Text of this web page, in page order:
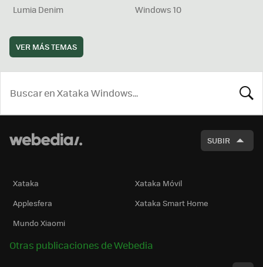
Lumia Denim
Windows 10
VER MÁS TEMAS
SUBIR
Xataka
Xataka Móvil
Applesfera
Xataka Smart Home
Mundo Xiaomi
Otras publicaciones de Webedia